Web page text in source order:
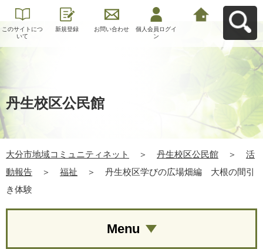
このサイトにつ
いて
新規登録 お問い合わせ
個人会員ログイ
ン
丹生校区公民館
大分市地域コミュニティネット ＞ 丹生校区公民館 ＞
活
動報告
＞ 福祉 ＞
丹生校区学びの広場畑編 大根の間引
き体験
Menu